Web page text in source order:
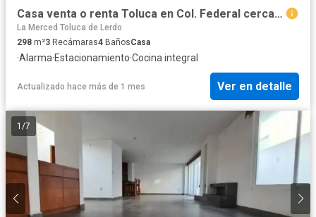
Casa venta o renta Toluca en Col. Federal cerca de Tollocan y del Sanatorio Toluca, remodelada.
La Merced Toluca de Lerdo
298 m²3 Recámaras4 BañosCasa
·Alarma·Estacionamiento·Cocina integral
Actualizado hace más de 1 mes Ver en detalle
1 /7